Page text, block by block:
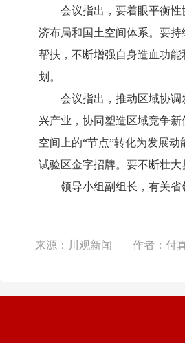
会议指出，要着眼平衡性协
济布局和国土空间体系。要
帮扶，不断增强自身造血功
划。
会议指出，推动区域协调发
兴产业，协同塑造区域竞争
空间上的“节点”转化为发展
试验区金字招牌。要不断壮
领导小组副组长，有关省领
来源： 川观新闻 作者： 付